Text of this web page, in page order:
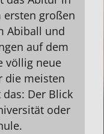
ersten großen
Abiball und
auf dem
völlig neue
die meisten
Der Blick
oder